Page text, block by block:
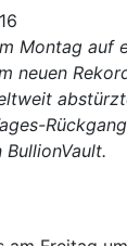
Montag auf
neuen